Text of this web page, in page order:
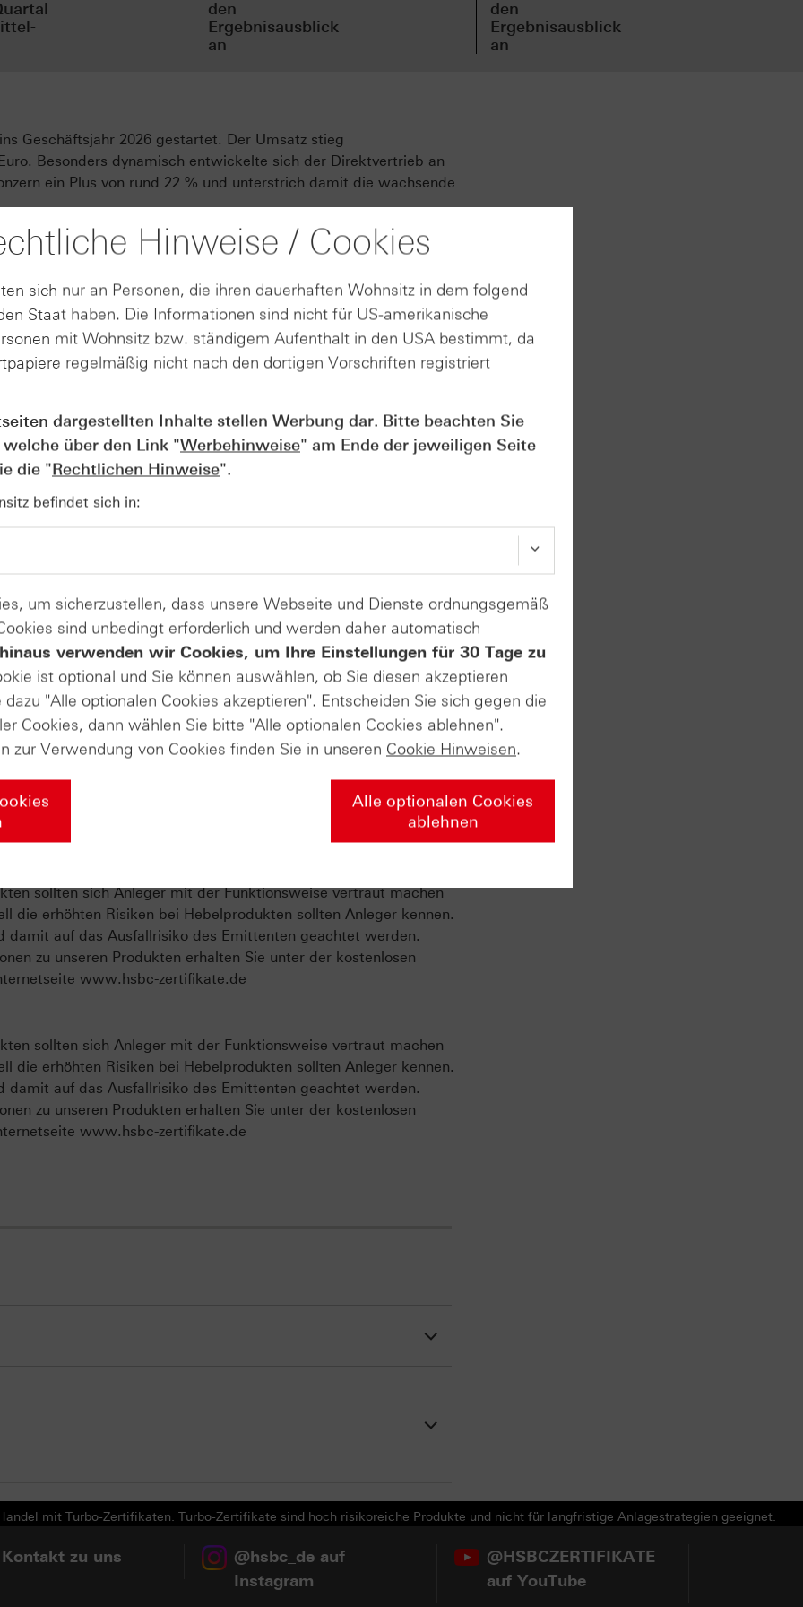
den
Ergebnisausblick
an
den
Ergebnisausblick
an
Geschäftsjahr 2026 gestartet. Der Umsatz stieg
Besonders dynamisch entwickelte sich der Direktvertrieb an
ein Plus von rund 22 % und unterstrich damit die wachsende
Die Bruttomarge lag bei ca. 51,1 %. Das
etwa 705 Mio. Euro, während die operative Marge um 0,8
fortgeführten Geschäftsbereichen stieg um rund 11 % auf ca.
durch sportliche Erfolge im Laufsport: Mit dem Modell Adizero
im Marathon der Männer als auch der Frauen erzielt. Adidas
Modell, das der Konzern bislang entwickelt habe.
begleitenden Nachrichten positiv aufgenommen. Die Adidas-
Produkte auf
Masterclass in die Welt der Derivate
über die Grundlagen der Börse wissen müssen – von den ersten
mit Zertifikaten und professionellem Money Management. Am
Ihr Wissen nochmal vertiefen soll. Falls Sie diesen Abschlusstest
HSBC-Masterclass-Zertifikat von uns! Wir würden uns sehr
unserer Masterclass
sollten sich Anleger mit der Funktionsweise vertraut machen
die erhöhten Risiken bei Hebelprodukten sollten Anleger kennen.
damit auf das Ausfallrisiko des Emittenten geachtet werden.
zu unseren Produkten erhalten Sie unter der kostenlosen
www.hsbc-zertifikate.de
sollten sich Anleger mit der Funktionsweise vertraut machen
die erhöhten Risiken bei Hebelprodukten sollten Anleger kennen.
damit auf das Ausfallrisiko des Emittenten geachtet werden.
zu unseren Produkten erhalten Sie unter der kostenlosen
www.hsbc-zertifikate.de
mit Turbo-Zertifikaten. Turbo-Zertifikate sind hoch risikoreiche Produkte und nicht für langfristige Anlagestrategien geeignet.
zu uns
@hsbc_de auf
Instagram
@HSBCZERTIFIKATE
auf YouTube
Hinweise / Cookies
sich nur an Personen, die ihren dauerhaften Wohnsitz in dem folgend
Staat haben. Die Informationen sind nicht für US-amerikanische
mit Wohnsitz bzw. ständigem Aufenthalt in den USA bestimmt, da
regelmäßig nicht nach den dortigen Vorschriften registriert
dargestellten Inhalte stellen Werbung dar. Bitte beachten Sie
über den Link "Werbehinweise" am Ende der jeweiligen Seite
die "Rechtlichen Hinweise".
befindet sich in:
um sicherzustellen, dass unsere Webseite und Dienste ordnungsgemäß
sind unbedingt erforderlich und werden daher automatisch
verwenden wir Cookies, um Ihre Einstellungen für 30 Tage zu
ist optional und Sie können auswählen, ob Sie diesen akzeptieren
"Alle optionalen Cookies akzeptieren". Entscheiden Sie sich gegen die
Cookies, dann wählen Sie bitte "Alle optionalen Cookies ablehnen".
zur Verwendung von Cookies finden Sie in unseren Cookie Hinweisen.
Alle optionalen Cookies
ablehnen